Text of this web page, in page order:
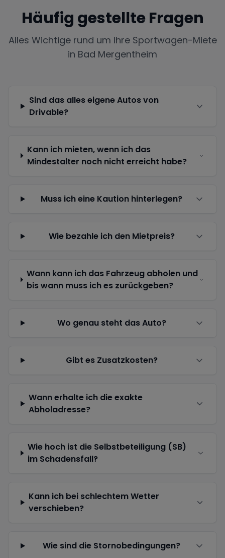
Häufig gestellte Fragen
Alles Wichtige rund um Ihre Sportwagen-Miete
in Bad Mergentheim
Sind das alles eigene Autos von
Drivable?
Kann ich mieten, wenn ich das
Mindestalter noch nicht erreicht habe?
Muss ich eine Kaution hinterlegen?
Wie bezahle ich den Mietpreis?
Wann kann ich das Fahrzeug abholen und
bis wann muss ich es zurückgeben?
Wo genau steht das Auto?
Gibt es Zusatzkosten?
Wann erhalte ich die exakte
Abholadresse?
Wie hoch ist die Selbstbeteiligung (SB)
im Schadensfall?
Kann ich bei schlechtem Wetter
verschieben?
Wie sind die Stornobedingungen?